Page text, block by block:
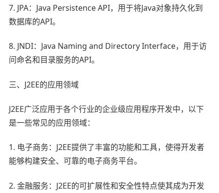
7. JPA：Java Persistence API，用于将Java对象持久化到
数据库的API。
8. JNDI：Java Naming and Directory Interface，用于访
问命名和目录服务的API。
三、J2EE的应用领域
J2EE广泛应用于各个行业的企业级应用程序开发中，以下
是一些常见的应用领域：
1. 电子商务：J2EE提供了丰富的功能和工具，使得开发者
能够构建安全、可靠的电子商务平台。
2. 金融服务：J2EE的可扩展性和安全性特点使其成为开发